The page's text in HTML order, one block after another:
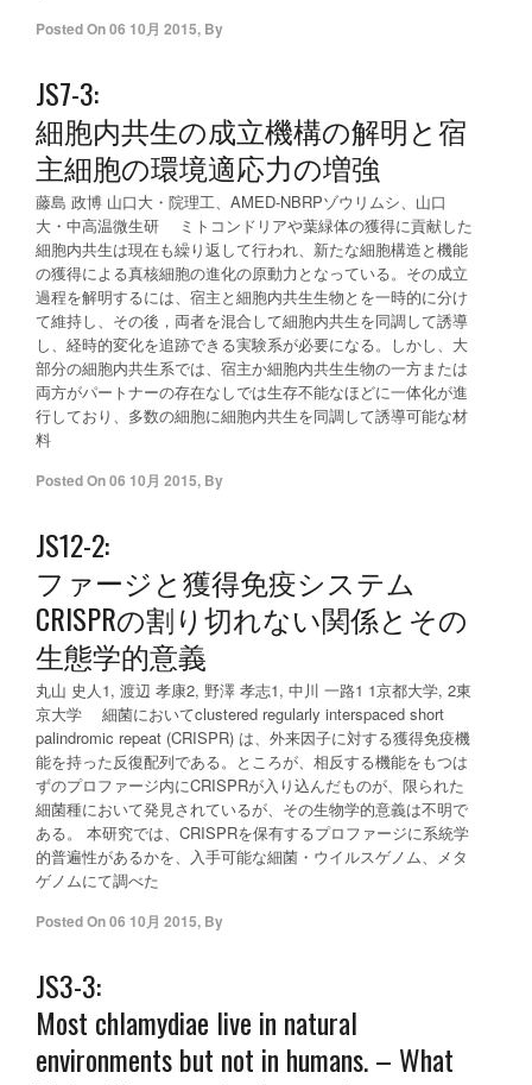
Posted On06 10月 2015, By
JS7-3:
細胞内共生の成立機構の解明と宿
主細胞の環境適応力の増強
藤島 政博 山口大・院理工、AMED-NBRPゾウリムシ、山口
大・中高温微生研 ミトコンドリアや葉緑体の獲得に貢献した
細胞内共生は現在も繰り返して行われ、新たな細胞構造と機能
の獲得による真核細胞の進化の原動力となっている。その成立
過程を解明するには、宿主と細胞内共生生物とを一時的に分け
て維持し、その後，両者を混合して細胞内共生を同調して誘導
し、経時的変化を追跡できる実験系が必要になる。しかし、大
部分の細胞内共生系では、宿主か細胞内共生生物の一方または
両方がパートナーの存在なしでは生存不能なほどに一体化が進
行しており、多数の細胞に細胞内共生を同調して誘導可能な材
料
Posted On06 10月 2015, By
JS12-2:
ファージと獲得免疫システム
CRISPRの割り切れない関係とその
生態学的意義
丸山 史人1, 渡辺 孝康2, 野澤 孝志1, 中川 一路1 1京都大学, 2東
京大学 細菌においてclustered regularly interspaced short
palindromic repeat (CRISPR) は、外来因子に対する獲得免疫機
能を持った反復配列である。ところが、相反する機能をもつは
ずのプロファージ内にCRISPRが入り込んだものが、限られた
細菌種において発見されているが、その生物学的意義は不明で
ある。 本研究では、CRISPRを保有するプロファージに系統学
的普遍性があるかを、入手可能な細菌・ウイルスゲノム、メタ
ゲノムにて調べた
Posted On06 10月 2015, By
JS3-3:
Most chlamydiae live in natural
environments but not in humans. – What